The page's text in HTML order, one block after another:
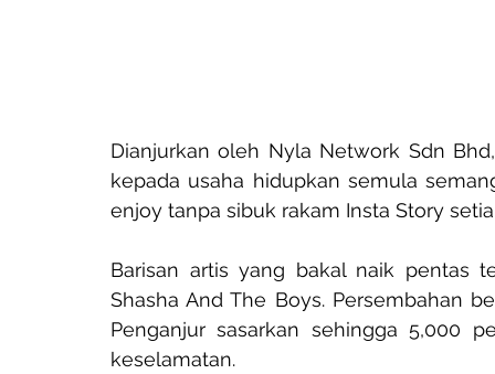
Dianjurkan oleh Nyla Network Sdn
kepada usaha hidupkan semula
enjoy tanpa sibuk rakam Insta Story
Barisan artis yang bakal naik pentas
Shasha And The Boys. Persembahan
Penganjur sasarkan sehingga 5,000
keselamatan.